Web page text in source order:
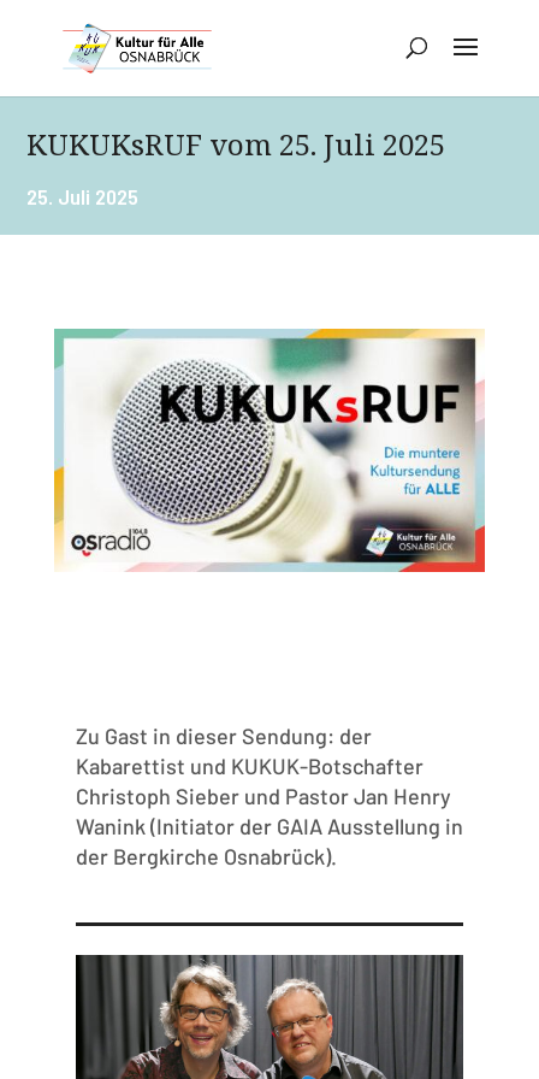
KUKUKsRUF vom 25. Juli 2025
25. Juli 2025
Zu Gast in dieser Sendung: der
Kabarettist und KUKUK-Botschafter
Christoph Sieber und Pastor Jan Henry
Wanink (Initiator der GAIA Ausstellung in
der Bergkirche Osnabrück).